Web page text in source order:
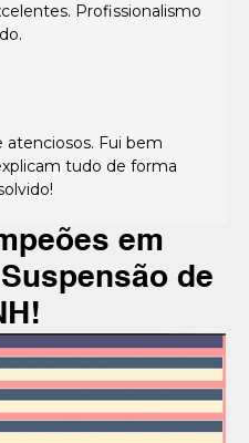
Profissionalismo
atenciosos. Fui bem
tudo de forma
em
de